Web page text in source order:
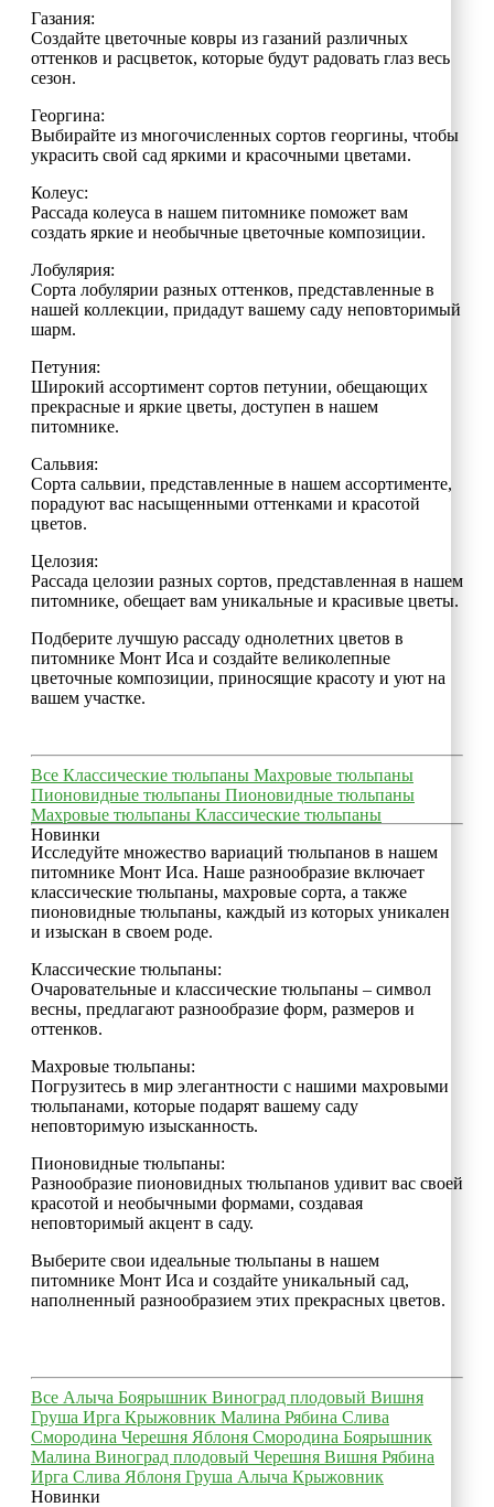
Газания:
Создайте цветочные ковры из газаний различных
оттенков и расцветок, которые будут радовать глаз весь
сезон.
Георгина:
Выбирайте из многочисленных сортов георгины, чтобы
украсить свой сад яркими и красочными цветами.
Колеус:
Рассада колеуса в нашем питомнике поможет вам
создать яркие и необычные цветочные композиции.
Лобулярия:
Сорта лобулярии разных оттенков, представленные в
нашей коллекции, придадут вашему саду неповторимый
шарм.
Петуния:
Широкий ассортимент сортов петунии, обещающих
прекрасные и яркие цветы, доступен в нашем
питомнике.
Сальвия:
Сорта сальвии, представленные в нашем ассортименте,
порадуют вас насыщенными оттенками и красотой
цветов.
Целозия:
Рассада целозии разных сортов, представленная в нашем
питомнике, обещает вам уникальные и красивые цветы.
Подберите лучшую рассаду однолетних цветов в
питомнике Монт Иса и создайте великолепные
цветочные композиции, приносящие красоту и уют на
вашем участке.
Все Классические тюльпаны Махровые тюльпаны
Пионовидные тюльпаны Пионовидные тюльпаны
Махровые тюльпаны Классические тюльпаны
Новинки
Исследуйте множество вариаций тюльпанов в нашем
питомнике Монт Иса. Наше разнообразие включает
классические тюльпаны, махровые сорта, а также
пионовидные тюльпаны, каждый из которых уникален
и изыскан в своем роде.
Классические тюльпаны:
Очаровательные и классические тюльпаны – символ
весны, предлагают разнообразие форм, размеров и
оттенков.
Махровые тюльпаны:
Погрузитесь в мир элегантности с нашими махровыми
тюльпанами, которые подарят вашему саду
неповторимую изысканность.
Пионовидные тюльпаны:
Разнообразие пионовидных тюльпанов удивит вас своей
красотой и необычными формами, создавая
неповторимый акцент в саду.
Выберите свои идеальные тюльпаны в нашем
питомнике Монт Иса и создайте уникальный сад,
наполненный разнообразием этих прекрасных цветов.
Все Алыча Боярышник Виноград плодовый Вишня
Груша Ирга Крыжовник Малина Рябина Слива
Смородина Черешня Яблоня Смородина Боярышник
Малина Виноград плодовый Черешня Вишня Рябина
Ирга Слива Яблоня Груша Алыча Крыжовник
Новинки